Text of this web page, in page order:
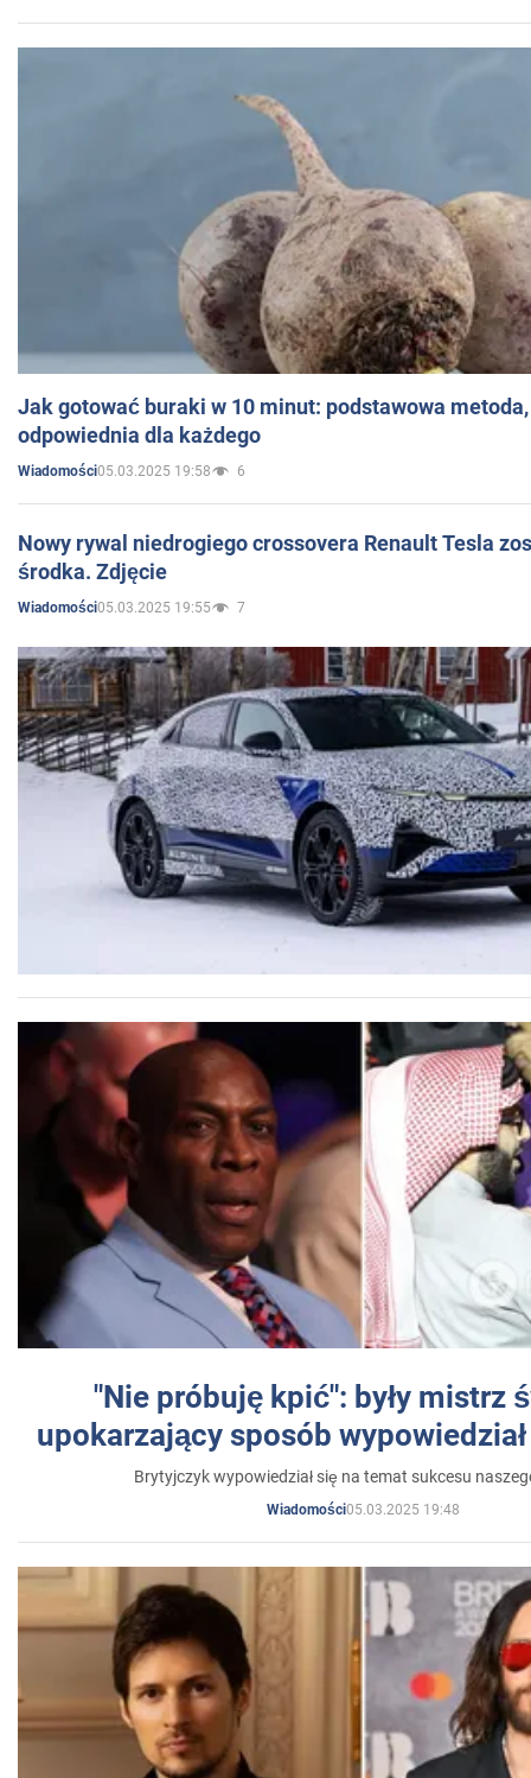
Jak gotować buraki w 10 minut: podstawowa
odpowiednia dla każdego
Wiadomości05.03.2025 19:58 6
Nowy rywal niedrogiego crossovera Renault Tesla
środka. Zdjęcie
Wiadomości05.03.2025 19:55 7
"Nie próbuję kpić": były mistrz
upokarzający sposób
Brytyjczyk wypowiedział się na temat sukcesu
Wiadomości05.03.2025 19:48